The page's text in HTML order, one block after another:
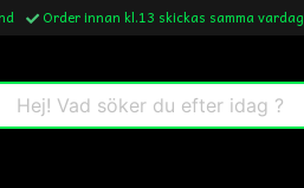
Order innan kl.13 skickas samma vardag
Vad söker du efter idag ?